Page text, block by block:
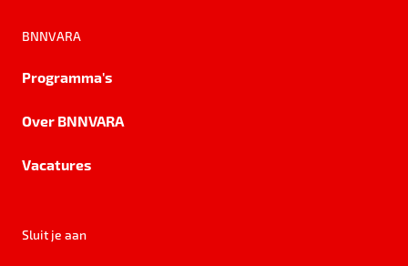
BNNVARA
Programma's
Over BNNVARA
Vacatures
Sluit je aan